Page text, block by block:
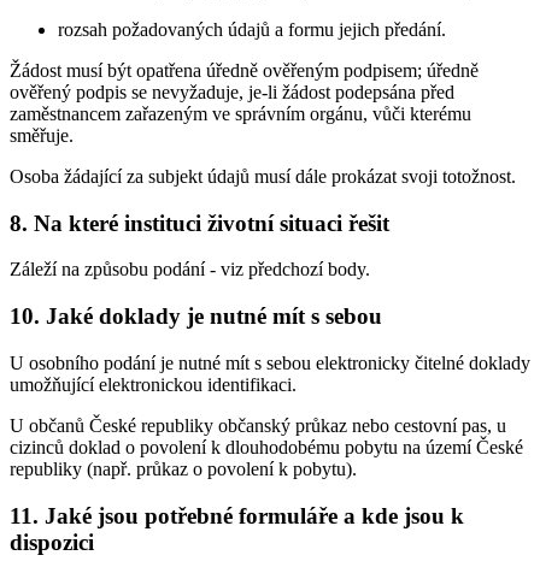
rozsah požadovaných údajů a formu jejich předání.
Žádost musí být opatřena úředně ověřeným podpisem; úředně
ověřený podpis se nevyžaduje, je-li žádost podepsána před
zaměstnancem zařazeným ve správním orgánu, vůči kterému
směřuje.
Osoba žádající za subjekt údajů musí dále prokázat svoji totožnost.
8. Na které instituci životní situaci řešit
Záleží na způsobu podání - viz předchozí body.
10. Jaké doklady je nutné mít s sebou
U osobního podání je nutné mít s sebou elektronicky čitelné doklady
umožňující elektronickou identifikaci.
U občanů České republiky občanský průkaz nebo cestovní pas, u
cizinců doklad o povolení k dlouhodobému pobytu na území České
republiky (např. průkaz o povolení k pobytu).
11. Jaké jsou potřebné formuláře a kde jsou k
dispozici